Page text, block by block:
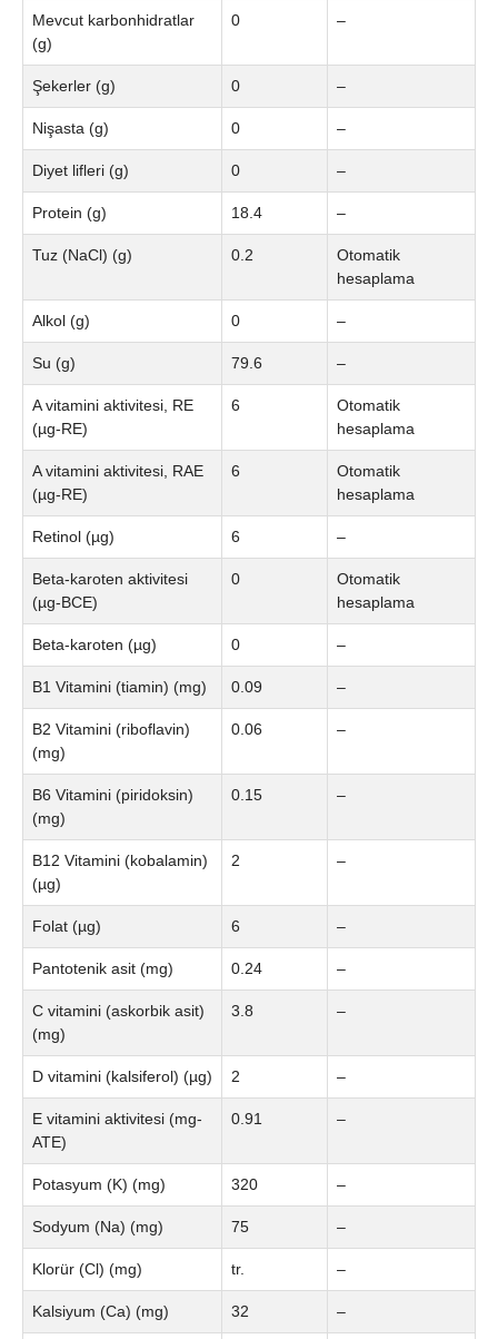
Mevcut karbonhidratlar
(g)
0 –
Şekerler (g) 0 –
Nişasta (g) 0 –
Diyet lifleri (g) 0 –
Protein (g) 18.4 –
Tuz (NaCl) (g) 0.2
Otomatik
hesaplama
Alkol (g) 0 –
Su (g) 79.6 –
A vitamini aktivitesi, RE
(µg-RE)
6
Otomatik
hesaplama
A vitamini aktivitesi, RAE
(µg-RE)
6
Otomatik
hesaplama
Retinol (µg) 6 –
Beta-karoten aktivitesi
(µg-BCE)
0
Otomatik
hesaplama
Beta-karoten (µg) 0 –
B1 Vitamini (tiamin) (mg) 0.09 –
B2 Vitamini (riboflavin)
(mg)
0.06 –
B6 Vitamini (piridoksin)
(mg)
0.15 –
B12 Vitamini (kobalamin)
(µg)
2 –
Folat (µg) 6 –
Pantotenik asit (mg) 0.24 –
C vitamini (askorbik asit)
(mg)
3.8 –
D vitamini (kalsiferol) (µg) 2 –
E vitamini aktivitesi (mg-
ATE)
0.91 –
Potasyum (K) (mg) 320 –
Sodyum (Na) (mg) 75 –
Klorür (Cl) (mg) tr. –
Kalsiyum (Ca) (mg) 32 –